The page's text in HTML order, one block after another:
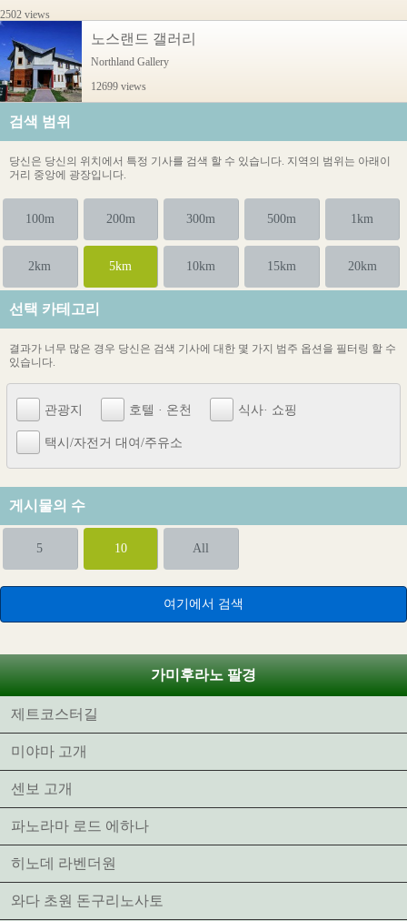
2502 views
노스랜드 갤러리
Northland Gallery
12699 views
검색 범위
당신은 당신의 위치에서 특정 기사를 검색 할 수 있습니다. 지역의 범위는 아래이
거리 중앙에 광장입니다.
100m 200m 300m 500m 1km
2km 5km 10km 15km 20km
선택 카테고리
결과가 너무 많은 경우 당신은 검색 기사에 대한 몇 가지 범주 옵션을 필터링 할 수
있습니다.
관광지 호텔 · 온천 식사· 쇼핑
택시/자전거 대여/주유소
게시물의 수
5 10 All
가미후라노 팔경
제트코스터길
미야마 고개
센보 고개
파노라마 로드 에하나
히노데 라벤더원
와다 초원 돈구리노사토